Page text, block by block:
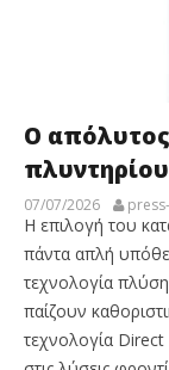
Ο απόλυτος
07/07/2026
Η επιλογή του
πάντα απλή
τεχνολογία
παίζουν
τεχνολογία